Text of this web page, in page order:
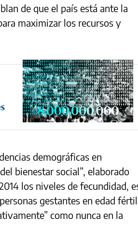
de que el país está ante la
maximizar los recursos y
demográficas en
bienestar social”, elaborado
los niveles de fecundidad,
gestantes en edad
como nunca en la